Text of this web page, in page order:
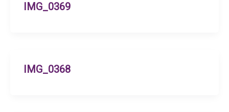
IMG_0369
IMG_0368